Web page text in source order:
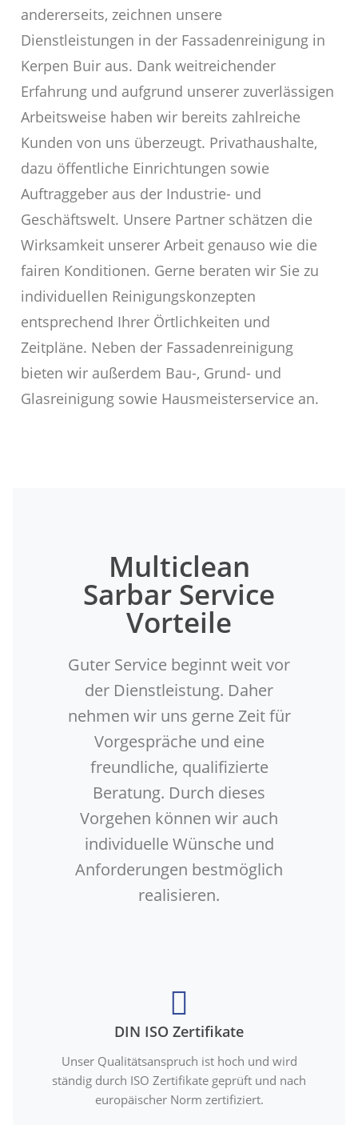
andererseits, zeichnen unsere
Dienstleistungen in der Fassadenreinigung in
Kerpen Buir aus. Dank weitreichender
Erfahrung und aufgrund unserer zuverlässigen
Arbeitsweise haben wir bereits zahlreiche
Kunden von uns überzeugt. Privathaushalte,
dazu öffentliche Einrichtungen sowie
Auftraggeber aus der Industrie- und
Geschäftswelt. Unsere Partner schätzen die
Wirksamkeit unserer Arbeit genauso wie die
fairen Konditionen. Gerne beraten wir Sie zu
individuellen Reinigungskonzepten
entsprechend Ihrer Örtlichkeiten und
Zeitpläne. Neben der Fassadenreinigung
bieten wir außerdem Bau-, Grund- und
Glasreinigung sowie Hausmeisterservice an.
Multiclean
Sarbar Service
Vorteile
Guter Service beginnt weit vor
der Dienstleistung. Daher
nehmen wir uns gerne Zeit für
Vorgespräche und eine
freundliche, qualifizierte
Beratung. Durch dieses
Vorgehen können wir auch
individuelle Wünsche und
Anforderungen bestmöglich
realisieren.
DIN ISO Zertifikate
Unser Qualitätsanspruch ist hoch und wird
ständig durch ISO Zertifikate geprüft und nach
europäischer Norm zertifiziert.